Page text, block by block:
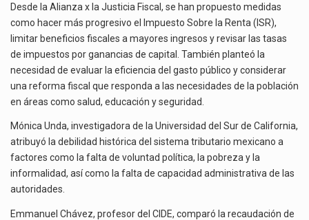
Desde la Alianza x la Justicia Fiscal, se han propuesto medidas
como hacer más progresivo el Impuesto Sobre la Renta (ISR),
limitar beneficios fiscales a mayores ingresos y revisar las tasas
de impuestos por ganancias de capital. También planteó la
necesidad de evaluar la eficiencia del gasto público y considerar
una reforma fiscal que responda a las necesidades de la población
en áreas como salud, educación y seguridad.
Mónica Unda, investigadora de la Universidad del Sur de California,
atribuyó la debilidad histórica del sistema tributario mexicano a
factores como la falta de voluntad política, la pobreza y la
informalidad, así como la falta de capacidad administrativa de las
autoridades.
Emmanuel Chávez, profesor del CIDE, comparó la recaudación de